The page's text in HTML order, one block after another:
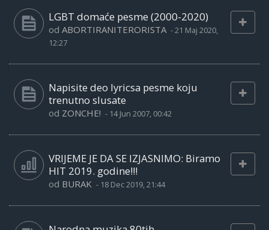
LGBT domaće pesme (2000-2020)
od ABORTIRANITERORISTA -21 Maj 2020,
12:27
Napisite deo lyricsa pesme koju
trenutno slusate
od ZONCHE! - 14 Jun 2007, 00:42
VRIJEME JE DA SE IZJASNIMO: Biramo
HIT 2019. godine!!!
od BURAK - 18 Dec 2019, 21:44